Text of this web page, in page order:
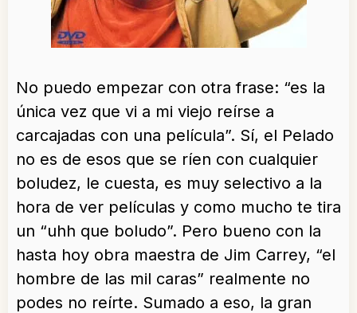
No puedo empezar con otra frase: “es la
única vez que vi a mi viejo reírse a
carcajadas con una película”. Sí, el Pelado
no es de esos que se ríen con cualquier
boludez, le cuesta, es muy selectivo a la
hora de ver películas y como mucho te tira
un “uhh que boludo”. Pero bueno con la
hasta hoy obra maestra de Jim Carrey, “el
hombre de las mil caras” realmente no
podes no reírte. Sumado a eso, la gran